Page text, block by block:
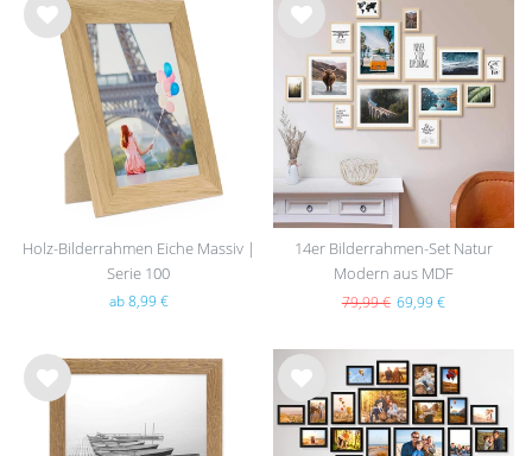
Wu
Holz-Bilderrahmen Eiche Massiv |
Serie 100
ab 8,99 €
nsc
hlist
e
14er Bilderrahmen-Set Natur
Modern aus MDF
79,99 € 69,99 €
Wu
nsc
hlist
Wu
nsc
hlist